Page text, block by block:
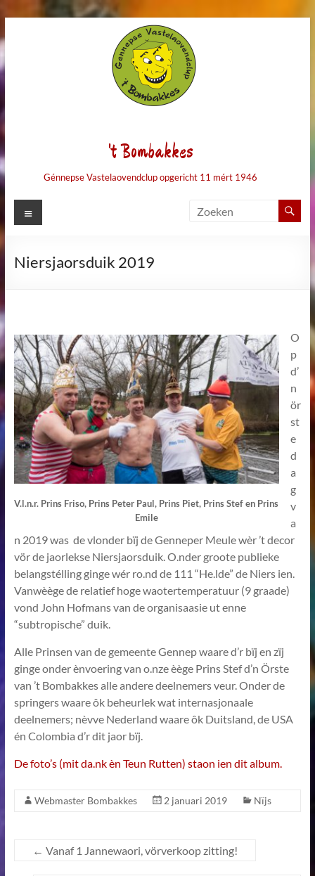
naar
inhoud
't Bombakkes
Génnepse Vastelaovendclup opgericht 11 mért 1946
Menu
Niersjaorsduik 2019
V.l.n.r. Prins Friso, Prins Peter Paul, Prins Piet, Prins Stef en Prins
Emile
O
p
d’
n
ör
st
e
d
a
g
v
a
n 2019 was de vlonder bïj de Genneper Meule wèr ’t decor
vör de jaorlekse Niersjaorsduik. O.nder groote publieke
belangstélling ginge wér ro.nd de 111 “He.lde” de Niers ien.
Vanwèège de relatief hoge waotertemperatuur (9 graade)
vond John Hofmans van de organisaasie ut enne
“subtropische” duik.
Alle Prinsen van de gemeente Gennep waare d’r bïj en zïj
ginge onder ènvoering van o.nze èège Prins Stef d’n Örste
van ’t Bombakkes alle andere deelnemers veur. Onder de
springers waare ôk beheurlek wat internasjonaale
deelnemers; nèvve Nederland waare ôk Duitsland, de USA
én Colombia d’r dit jaor bïj.
De foto’s (mit da.nk èn Teun Rutten) staon ien dit album.
Webmaster Bombakkes 2 januari 2019 Nïjs
← Vanaf 1 Jannewaori, vörverkoop zitting!